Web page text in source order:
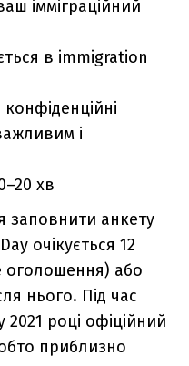
імміграційний
в immigration
і
хв
заповнити анкету
очікується 12
оголошення) або
нього. Під час
році офіційний
приблизно